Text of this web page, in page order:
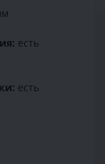
есть
есть